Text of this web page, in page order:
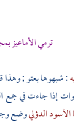
ترمي الأماعيز
: شبهوها بعتو ;
إذا جاءت في
الأسود الدؤليوضع